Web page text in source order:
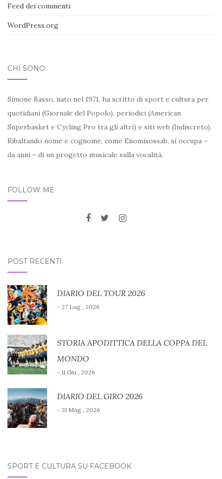
Feed dei commenti
WordPress.org
CHI SONO
Simone Basso, nato nel 1971, ha scritto di sport e cultura per
quotidiani (Giornale del Popolo), periodici (American
Superbasket e Cycling Pro tra gli altri) e siti web (Indiscreto).
Ribaltando nome e cognome, come Enomisossab, si occupa –
da anni – di un progetto musicale sulla vocalità.
FOLLOW ME
POST RECENTI
DIARIO DEL TOUR 2026
- 27 Lug , 2026
STORIA APODITTICA DELLA COPPA DEL
MONDO
- 11 Giu , 2026
DIARIO DEL GIRO 2026
- 31 Mag , 2026
SPORT E CULTURA SU FACEBOOK